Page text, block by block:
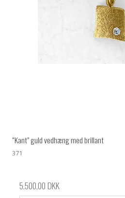
“Kant” guld vedhæng med brillant
371
5.500,00 DKK